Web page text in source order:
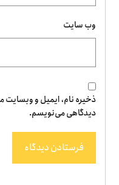
وب‌ سایت
ذخیره نام، ایمیل و وبسایت
دیدگاهی می‌نویسم.
فرستادن دیدگاه